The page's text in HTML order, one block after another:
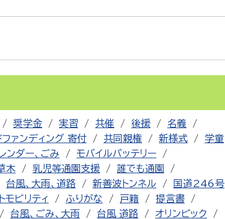
奨学金 実習 共催 後援
名義
ァンディング 寄付 共同親権 新様式
学童
ンダー、ごみ
モバイルバッテリー
木 乳児等通園支援
誰でも通園
台風、大雨、道路 新善波トンネル
国道246号
モビリティ
ふりがな 戸籍
提言書
台風、ごみ、大雨 台風 道路
オリンピック